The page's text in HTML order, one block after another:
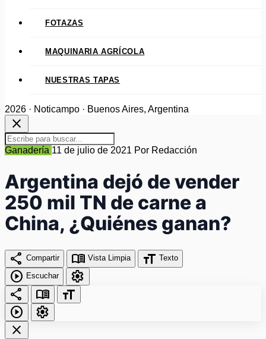
FOTAZAS
MAQUINARIA AGRÍCOLA
NUESTRAS TAPAS
2026 · Noticampo · Buenos Aires, Argentina
close
Ganadería 11 de julio de 2021 Por Redacción
Argentina dejó de vender
250 mil TN de carne a
China, ¿Quiénes ganan?
share Compartir menu_book Vista Limpia format_size Texto
play_circle Escuchar
settings
share
menu_book
format_size
play_circle
settings
close